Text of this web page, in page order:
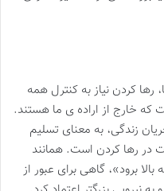
رها کردن نیاز به کنترل همه
که خارج از اراده ی ما هستند.
زندگی، به معنای تسلیم
در رها کردن است. همانند
برود»، گاهی برای عبور از